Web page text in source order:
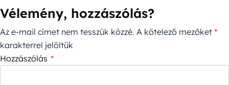
Vélemény, hozzászólás?
Az e-mail címet nem tesszük közzé. A kötelező mezőket *
karakterrel jelöltük
Hozzászólás *